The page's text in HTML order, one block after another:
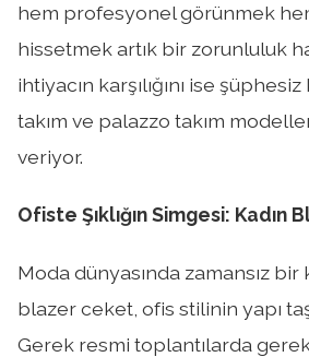
hem profesyonel görünmek
hissetmek artık bir zorunluluk
ihtiyacın karşılığını ise
takım ve palazzo takım
veriyor.
Ofiste Şıklığın Simgesi: Kadın
Moda dünyasında zamansız bir
blazer ceket, ofis stilinin yapı
Gerek resmi toplantılarda